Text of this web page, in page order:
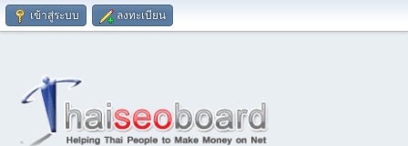
เข้าสู่ระบบ ลงทะเบียน